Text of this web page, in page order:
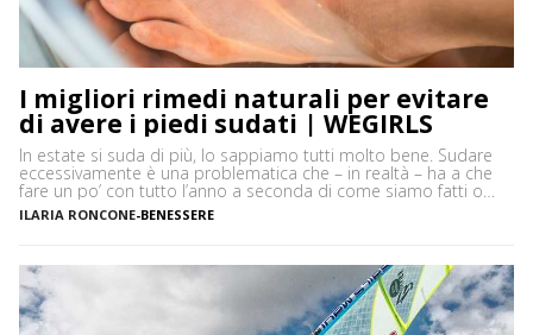
I migliori rimedi naturali per evitare
di avere i piedi sudati | WEGIRLS
In estate si suda di più, lo sappiamo tutti molto bene. Sudare
eccessivamente è una problematica che – in realtà – ha a che
fare un po’ con tutto l’anno a seconda di come siamo fatti o
delle attività che svogliamo. La sudorazione eccessiva di piedi e
ascelle può spesso causare fastidiose sensazioni e un forte […]
ILARIA RONCONE-BENESSERE